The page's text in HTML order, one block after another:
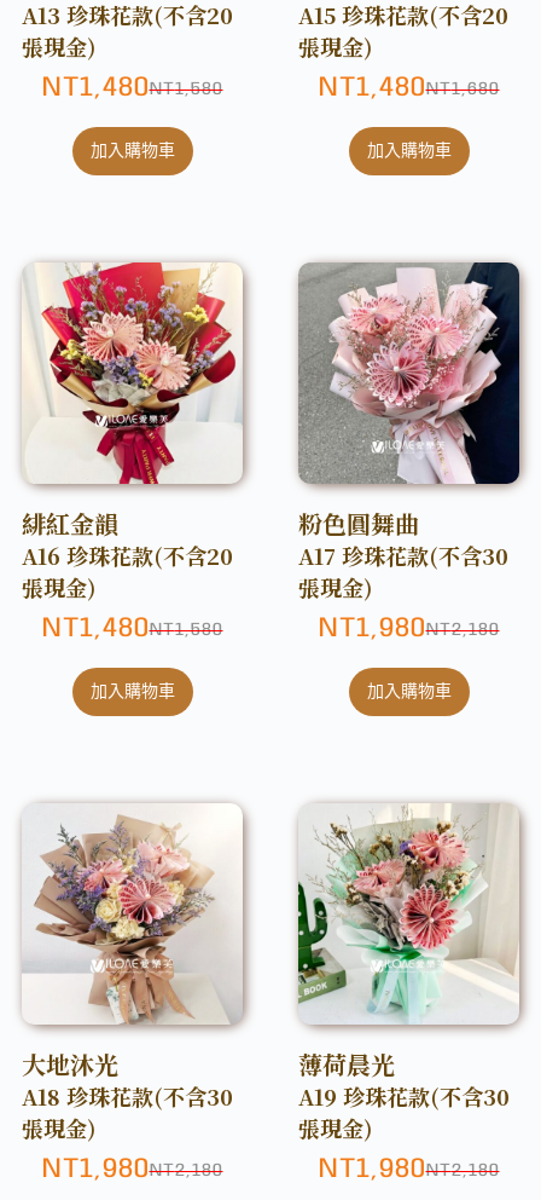
A13 珍珠花款(不含20
張現金)
NT1,580
NT1,480
加入購物車
A15 珍珠花款(不含20
張現金)
NT1,680
NT1,480
加入購物車
緋紅金韻
A16 珍珠花款(不含20
張現金)
NT1,580
NT1,480
加入購物車
粉色圓舞曲
A17 珍珠花款(不含30
張現金)
NT2,180
NT1,980
加入購物車
大地沐光
A18 珍珠花款(不含30
張現金)
NT2,180
NT1,980
薄荷晨光
A19 珍珠花款(不含30
張現金)
NT2,180
NT1,980